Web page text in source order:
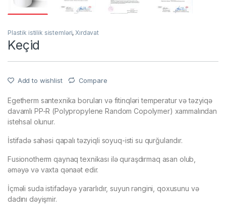
Plastik istilik sistemləri, Xırdavat
Keçid
Add to wishlist Compare
Egetherm santexnika boruları və fitinqləri temperatur və təzyiqə
davamlı PP-R (Polypropylene Random Copolymer) xammalından
istehsal olunur.
İstifadə sahəsi qapalı təzyiqli soyuq-isti su qurğularıdır.
Fusionotherm qaynaq texnikası ilə quraşdırmaq asan olub,
əməyə və vaxta qənaət edir.
İçməli suda istifadəyə yararlıdır, suyun rəngini, qoxusunu və
dadını dəyişmir.